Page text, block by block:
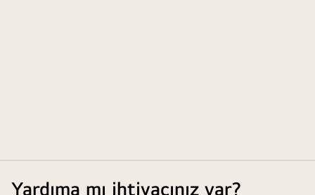
Yardıma mı ihtiyacınız var?